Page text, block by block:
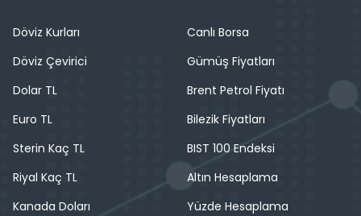
Döviz Kurları
Döviz Çevirici
Dolar TL
Euro TL
Sterin Kaç TL
Riyal Kaç TL
Kanada Doları
Canlı Borsa
Gümüş Fiyatları
Brent Petrol Fiyatı
Bilezik Fiyatları
BIST 100 Endeksi
Altın Hesaplama
Yüzde Hesaplama